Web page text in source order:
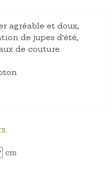
agréable et doux,
de jupes d'été,
de couture.
cm